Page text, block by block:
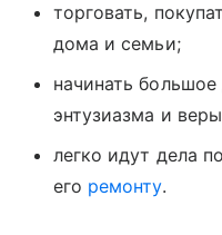
торговать,
дома и семьи;
начинать
энтузиазма и
легко идут дела
его ремонту.